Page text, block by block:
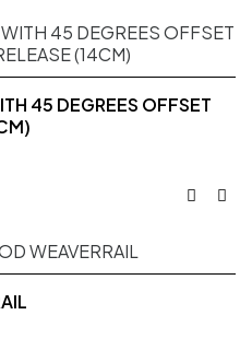
45 DEGREES OFFSET
 